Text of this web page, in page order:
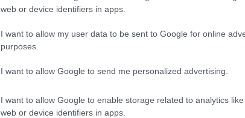
web or device identifiers in apps.
I want to allow my user data to be sent to Google for online
purposes.
I want to allow Google to send me personalized advertising.
I want to allow Google to enable storage related to analytics
web or device identifiers in apps.
를 제공할 뿐만 아니라 전반적인 건강에도 도움을 주는 놀
강을 증진하는 데 도움이 될 수 있는 강력한 화합물이 함유
한 영양 가이드
에 풍부한 영양소를 담고 있습니다. 이 생기 넘치는 감귤
는 물에 신선한 라임즙을 짜 넣거나 좋아하는 요리에 라임
보기...